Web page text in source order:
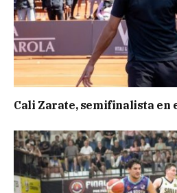
Cali Zarate, semifinalista en